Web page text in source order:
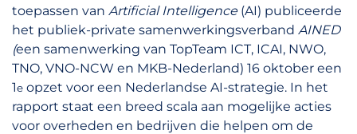
toepassen van Artificial Intelligence (AI) publiceerde
het publiek-private samenwerkingsverband AINED
(een samenwerking van TopTeam ICT, ICAI, NWO,
TNO, VNO-NCW en MKB-Nederland) 16 oktober een
1e opzet voor een Nederlandse AI-strategie. In het
rapport staat een breed scala aan mogelijke acties
voor overheden en bedrijven die helpen om de